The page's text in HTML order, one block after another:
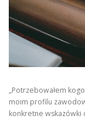
„Potrzebowałem
moim profilu
konkretne wskazówki